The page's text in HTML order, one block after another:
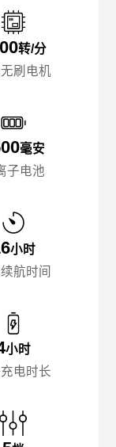
转/分
刷电机
毫安
子电池
小时
航时间
小时
电时长